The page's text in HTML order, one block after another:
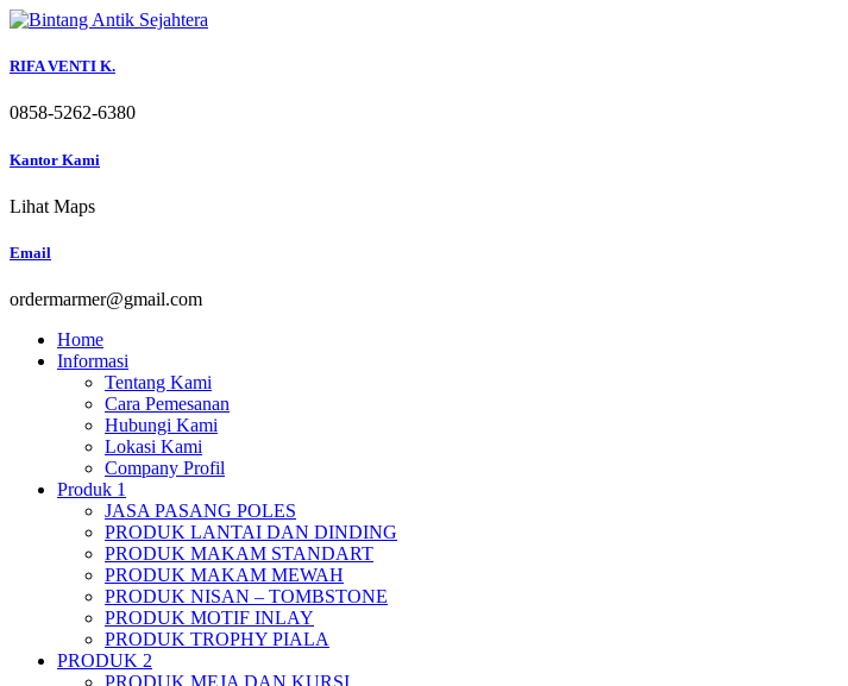
Skip
content
RIFA VENTI K.
0858-5262-6380
Kantor Kami
Lihat Maps
Email
ordermarmer@gmail.com
Home
Informasi
Tentang Kami
Cara Pemesanan
Hubungi Kami
Lokasi Kami
Company Profil
Produk 1
JASA PASANG POLES
PRODUK LANTAI DAN DINDING
PRODUK MAKAM STANDART
PRODUK MAKAM MEWAH
PRODUK NISAN – TOMBSTONE
PRODUK MOTIF INLAY
PRODUK TROPHY PIALA
PRODUK 2
PRODUK MEJA DAN KURSI